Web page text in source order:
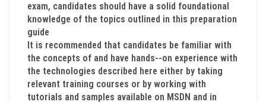
exam, candidates should have a solid foundational
knowledge of the topics outlined in this preparation
guide
It is recommended that candidates be familiar with
the concepts of and have hands-­-on experience with
the technologies described here either by taking
relevant training courses or by working with
tutorials and samples available on MSDN and in